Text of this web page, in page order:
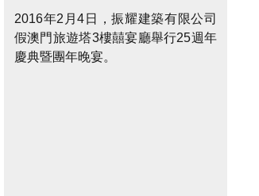
2016年2月4日，振耀建築有限公司
假澳門旅遊塔3樓囍宴廳舉行25週年
慶典暨團年晚宴。